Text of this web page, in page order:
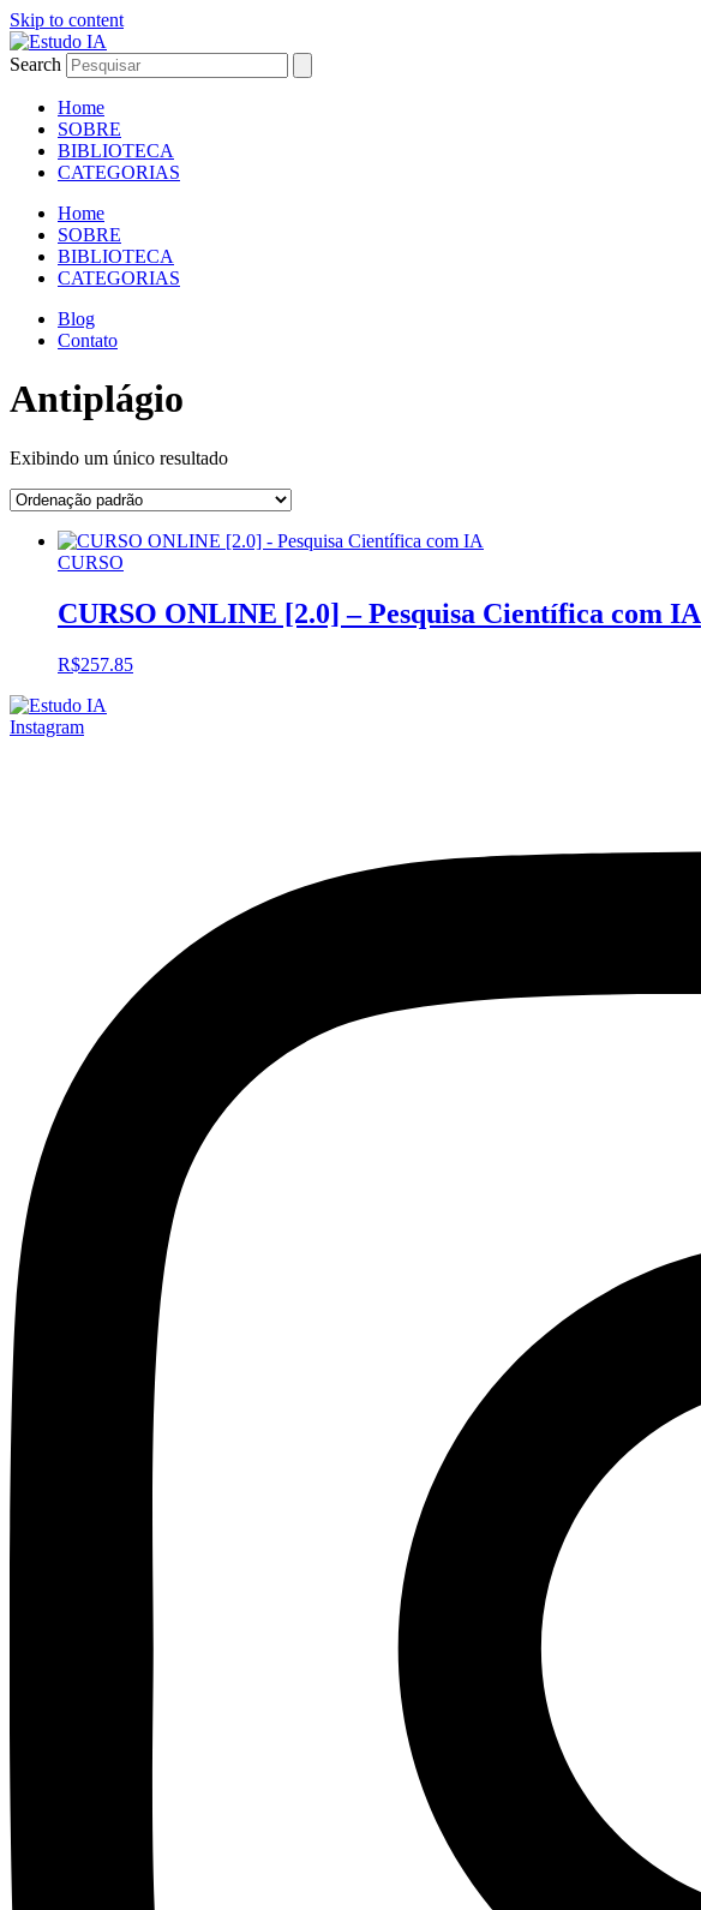
Skip to content
Search
Home
SOBRE
BIBLIOTECA
CATEGORIAS
Home
SOBRE
BIBLIOTECA
CATEGORIAS
Blog
Contato
Antiplágio
Exibindo um único resultado
CURSO
CURSO ONLINE [2.0] – Pesquisa Científica com IA
R$257.85
Instagram